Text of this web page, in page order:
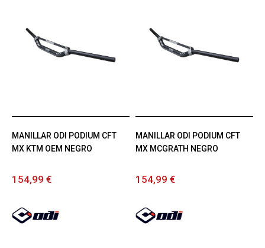
MANILLAR ODI PODIUM CFT
MX KTM OEM NEGRO
154,99 €
MANILLAR ODI PODIUM CFT
MX MCGRATH NEGRO
154,99 €